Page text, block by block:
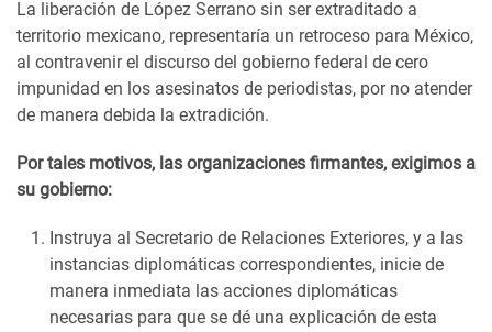
La liberación de López Serrano sin ser extraditado a
territorio mexicano, representaría un retroceso para México,
al contravenir el discurso del gobierno federal de cero
impunidad en los asesinatos de periodistas, por no atender
de manera debida la extradición.
Por tales motivos, las organizaciones firmantes, exigimos a
su gobierno:
Instruya al Secretario de Relaciones Exteriores, y a las
instancias diplomáticas correspondientes, inicie de
manera inmediata las acciones diplomáticas
necesarias para que se dé una explicación de esta